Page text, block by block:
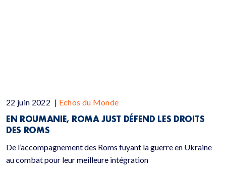
22 juin 2022 | Echos du Monde
EN ROUMANIE, ROMA JUST DÉFEND LES DROITS
DES ROMS
De l’accompagnement des Roms fuyant la guerre en Ukraine
au combat pour leur meilleure intégration